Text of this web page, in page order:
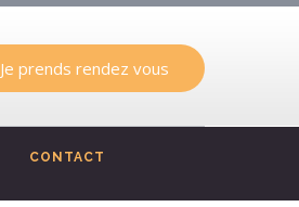
Je prends rendez vous
CONTACT